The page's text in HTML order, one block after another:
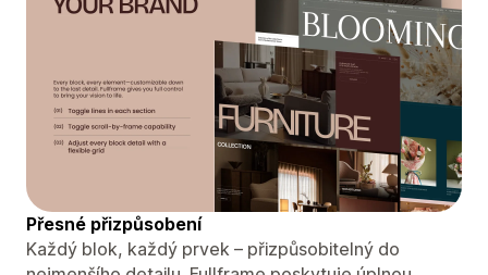
Přesné přizpůsobení
Každý blok, každý prvek – přizpůsobitelný do